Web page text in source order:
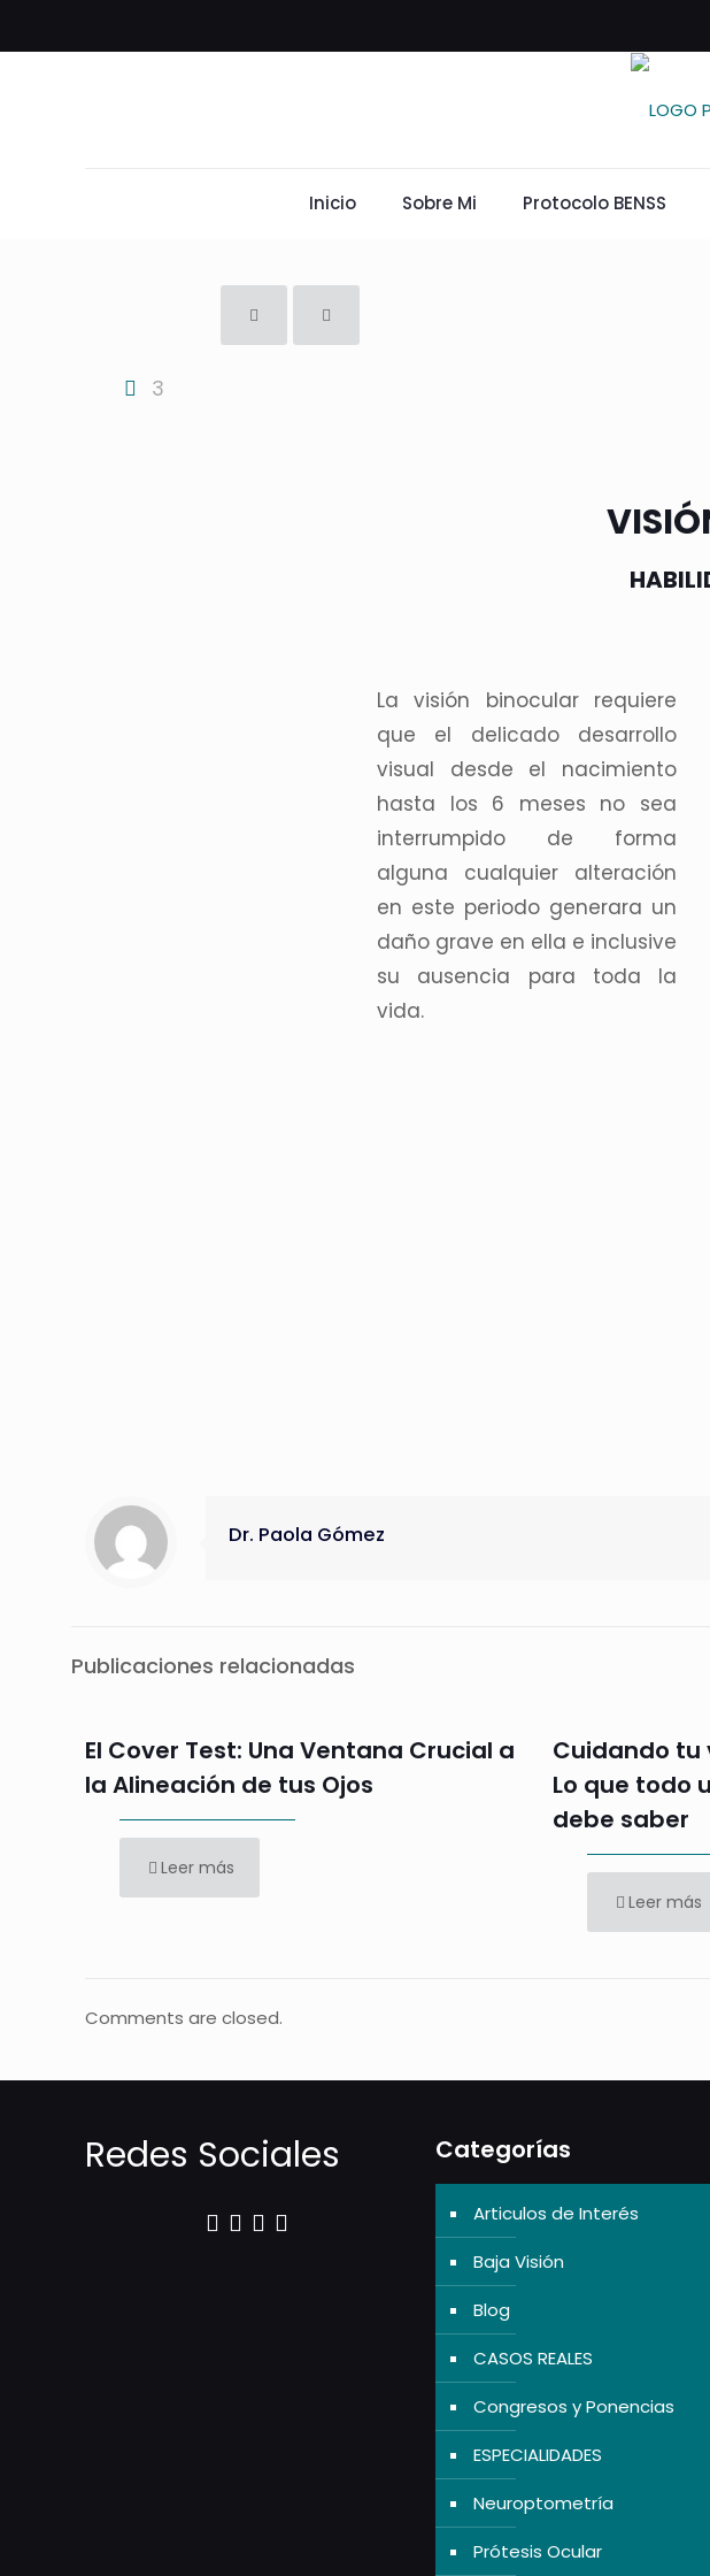
Inicio Sobre Mi Protocolo BENSS
3
La visión binocular requiere
que el delicado desarrollo
visual desde el nacimiento
hasta los 6 meses no sea
interrumpido de forma
alguna cualquier alteración
en este periodo generara un
daño grave en ella e inclusive
su ausencia para toda la
vida.
Dr. Paola Gómez
Publicaciones relacionadas
El Cover Test: Una Ventana Crucial a
la Alineación de tus Ojos
Leer más
Cuidando tu
Lo que todo
debe saber
Leer más
Comments are closed.
Redes Sociales Categorías
Articulos de Interés
Baja Visión
Blog
CASOS REALES
Congresos y Ponencias
ESPECIALIDADES
Neuroptometría
Prótesis Ocular